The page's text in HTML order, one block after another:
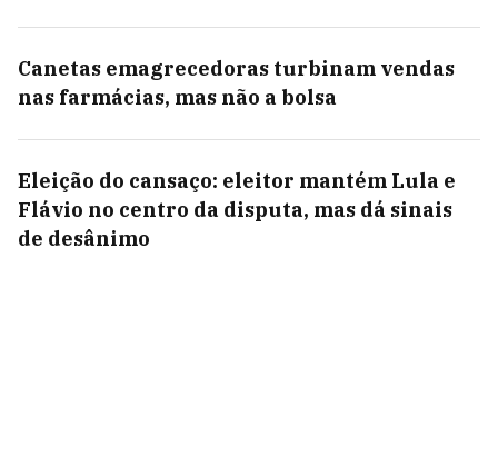
Canetas emagrecedoras turbinam vendas
nas farmácias, mas não a bolsa
Eleição do cansaço: eleitor mantém Lula e
Flávio no centro da disputa, mas dá sinais
de desânimo